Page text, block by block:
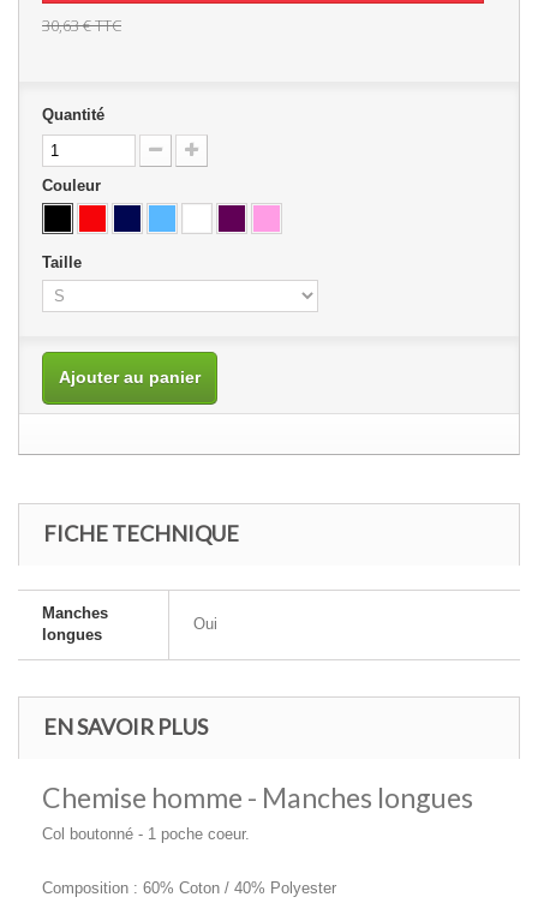
30,63 €TTC
Quantité
Couleur
Taille
Ajouter au panier
FICHE TECHNIQUE
Manches
longues
Oui
EN SAVOIR PLUS
Chemise homme - Manches longues
Col boutonné - 1 poche coeur.
Composition : 60% Coton / 40% Polyester